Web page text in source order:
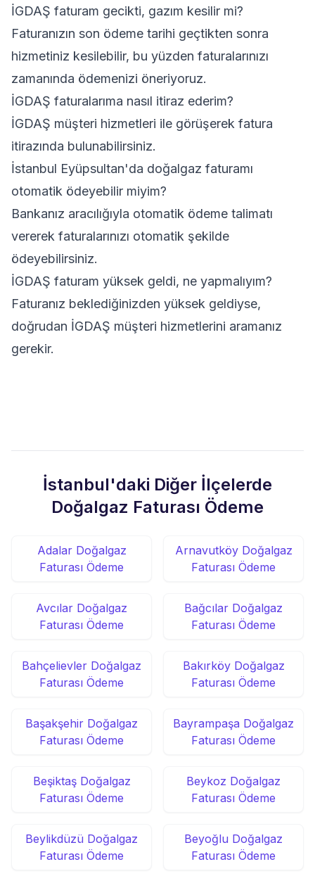
İGDAŞ faturam gecikti, gazım kesilir mi?
Faturanızın son ödeme tarihi geçtikten sonra
hizmetiniz kesilebilir, bu yüzden faturalarınızı
zamanında ödemenizi öneriyoruz.
İGDAŞ faturalarıma nasıl itiraz ederim?
İGDAŞ müşteri hizmetleri ile görüşerek fatura
itirazında bulunabilirsiniz.
İstanbul Eyüpsultan'da doğalgaz faturamı
otomatik ödeyebilir miyim?
Bankanız aracılığıyla otomatik ödeme talimatı
vererek faturalarınızı otomatik şekilde
ödeyebilirsiniz.
İGDAŞ faturam yüksek geldi, ne yapmalıyım?
Faturanız beklediğinizden yüksek geldiyse,
doğrudan İGDAŞ müşteri hizmetlerini aramanız
gerekir.
İstanbul'daki Diğer İlçelerde
Doğalgaz Faturası Ödeme
Adalar Doğalgaz
Faturası Ödeme
Arnavutköy Doğalgaz
Faturası Ödeme
Avcılar Doğalgaz
Faturası Ödeme
Bağcılar Doğalgaz
Faturası Ödeme
Bahçelievler Doğalgaz
Faturası Ödeme
Bakırköy Doğalgaz
Faturası Ödeme
Başakşehir Doğalgaz
Faturası Ödeme
Bayrampaşa Doğalgaz
Faturası Ödeme
Beşiktaş Doğalgaz
Faturası Ödeme
Beykoz Doğalgaz
Faturası Ödeme
Beylikdüzü Doğalgaz
Faturası Ödeme
Beyoğlu Doğalgaz
Faturası Ödeme